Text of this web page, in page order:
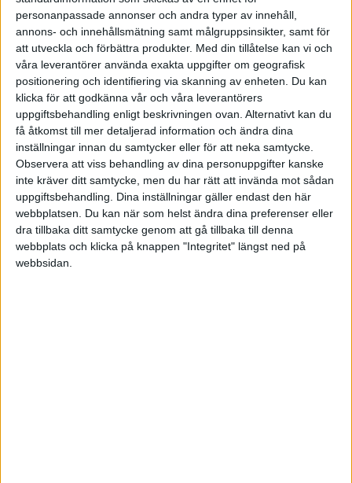
personanpassade annonser och andra typer av innehåll,
annons- och innehållsmätning samt målgruppsinsikter, samt för
att utveckla och förbättra produkter. Med din tillåtelse kan vi och
våra leverantörer använda exakta uppgifter om geografisk
positionering och identifiering via skanning av enheten. Du kan
klicka för att godkänna vår och våra leverantörers
uppgiftsbehandling enligt beskrivningen ovan. Alternativt kan du
få åtkomst till mer detaljerad information och ändra dina
inställningar innan du samtycker eller för att neka samtycke.
Observera att viss behandling av dina personuppgifter kanske
inte kräver ditt samtycke, men du har rätt att invända mot sådan
uppgiftsbehandling. Dina inställningar gäller endast den här
webbplatsen. Du kan när som helst ändra dina preferenser eller
dra tillbaka ditt samtycke genom att gå tillbaka till denna
webbplats och klicka på knappen "Integritet" längst ned på
webbsidan.
fram vad du har undanhållit, och så får du betala
skatt och eventuellt skattetillägg för det. Är det
inga större slantar så brukar det stanna vid det.
Är det fråga om undanhållen skatt på mer än ett
basbelopp (tror jag att det är) så lämnas det
vidare till åklagare och man kan få någon
dagsbot också om man har otur.
Om din revisor skött bokföringen och denne inte
gjort avstämning på kontona för att se till att allt
stämmer tycker jag att du skall ta ett snack med
denne så att det blir bättring. Det är lite
bokföringens A och O att man vid varje